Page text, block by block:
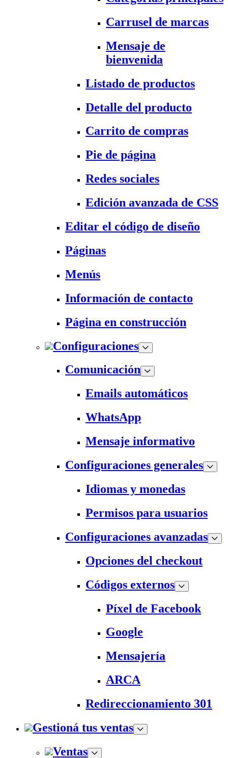
Carrusel de marcas
Mensaje de
bienvenida
Listado de productos
Detalle del producto
Carrito de compras
Pie de página
Redes sociales
Edición avanzada de CSS
Editar el código de diseño
Páginas
Menús
Información de contacto
Página en construcción
Configuraciones
Comunicación
Emails automáticos
WhatsApp
Mensaje informativo
Configuraciones generales
Idiomas y monedas
Permisos para usuarios
Configuraciones avanzadas
Opciones del checkout
Códigos externos
Píxel de Facebook
Google
Mensajería
ARCA
Redireccionamiento 301
Gestioná tus ventas
Ventas